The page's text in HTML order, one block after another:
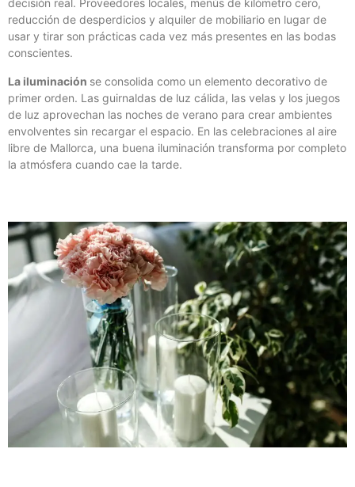
decisión real. Proveedores locales, menús de kilómetro cero,
reducción de desperdicios y alquiler de mobiliario en lugar de
usar y tirar son prácticas cada vez más presentes en las bodas
conscientes.
La iluminación se consolida como un elemento decorativo de
primer orden. Las guirnaldas de luz cálida, las velas y los juegos
de luz aprovechan las noches de verano para crear ambientes
envolventes sin recargar el espacio. En las celebraciones al aire
libre de Mallorca, una buena iluminación transforma por completo
la atmósfera cuando cae la tarde.